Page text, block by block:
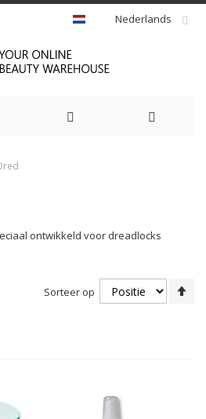
Nederlands
ontwikkeld voor dreadlocks
Sorteer op